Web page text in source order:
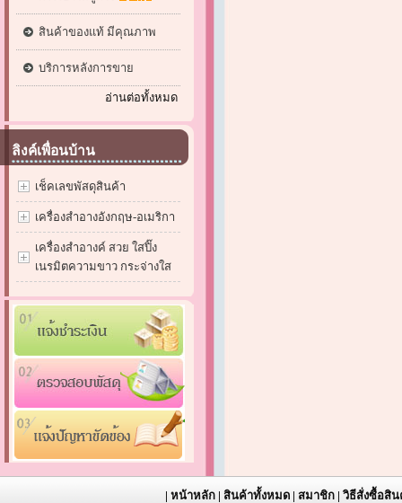
สินค้าของแท้ มีคุณภาพ
บริการหลังการขาย
อ่านต่อทั้งหมด
ลิงค์เพื่อนบ้าน
เช็คเลขพัสดุสินค้า
เครื่องสำอางอังกฤษ-อเมริกา
เครื่องสำอางค์ สวย ใสปิ๊ง
เนรมิตความขาว กระจ่างใส
|หน้าหลัก |สินค้าทั้งหมด |สมาชิก |วิธีสั่งซื้อสิ